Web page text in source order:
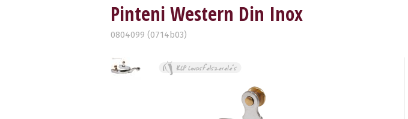
Pinteni Western Din Inox
0804099 (0714b03)